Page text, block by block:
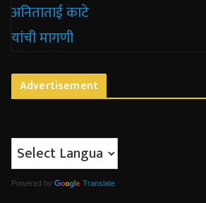
Advertisement
Powered by Translate